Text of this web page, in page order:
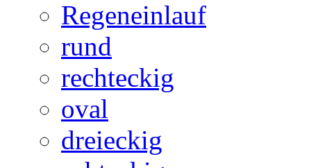
Regeneinlauf
rund
rechteckig
oval
dreieckig